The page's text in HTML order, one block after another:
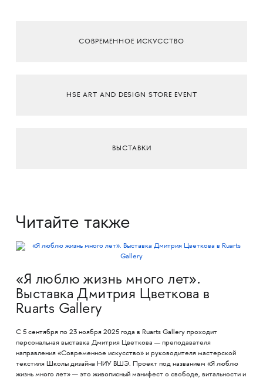
СОВРЕМЕННОЕ ИСКУССТВО
HSE ART AND DESIGN STORE EVENT
ВЫСТАВКИ
Читайте также
«Я люблю жизнь много лет».
Выставка Дмитрия Цветкова в
Ruarts Gallery
С 5 сентября по 23 ноября 2025 года в Ruarts Gallery проходит
персональная выставка Дмитрия Цветкова — преподавателя
направления «Современное искусство» и руководителя мастерской
текстиля Школы дизайна НИУ ВШЭ. Проект под названием «Я люблю
жизнь много лет» — это живописный манифест о свободе, витальности и